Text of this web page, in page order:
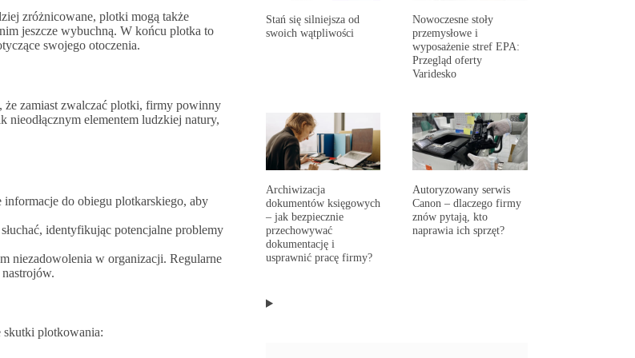
zróżnicowane, plotki mogą także
jeszcze wybuchną. W końcu plotka to
swojego otoczenia.
że zamiast zwalczać plotki, firmy powinny
elementem ludzkiej natury,
do obiegu plotkarskiego, aby
identyfikując potencjalne problemy
niezadowolenia w organizacji. Regularne
skutki plotkowania:
Stań się silniejsza od
swoich wątpliwości
Nowoczesne stoły
przemysłowe i
wyposażenie stref EPA:
Przegląd oferty
Varidesko
Archiwizacja
dokumentów księgowych
– jak bezpiecznie
przechowywać
dokumentację i
usprawnić pracę firmy?
Autoryzowany serwis
Canon – dlaczego firmy
znów pytają, kto
naprawia ich sprzęt?